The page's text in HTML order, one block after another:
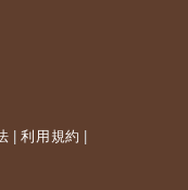
利用規約